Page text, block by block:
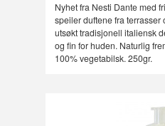
Nyhet fra Nesti Dante med
speiler duftene fra terrasser
utsøkt tradisjonell italiensk
og fin for huden. Naturlig
100% vegetabilsk. 250gr.